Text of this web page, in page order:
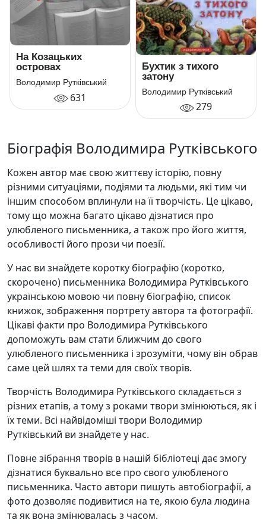
На Козацьких
островах
Володимир Рутківський
631
Бухтик з тихого
затону
Володимир Рутківський
279
Біографія Володимира Рутківського
Кожен автор має свою життєву історію, повну
різними ситуаціями, подіями та людьми, які тим чи
іншим способом вплинули на її творчість. Це цікаво,
тому що можна багато цікаво дізнатися про
улюбленого письменника, а також про його життя,
особливості його прози чи поезії.
У нас ви знайдете коротку біографію (коротко,
скорочено) письменника Володимира Рутківського
українською мовою чи повну біографію, список
книжок, зображення портрету автора та фотографії.
Цікаві факти про Володимира Рутківського
допоможуть вам стати ближчим до свого
улюбленого письменника і зрозуміти, чому він обрав
саме цей шлях та теми для своїх творів.
Творчість Володимира Рутківського складається з
різних етапів, а тому з роками твори змінюються, як і
їх теми. Всі найвідоміші твори Володимир
Рутківський ви знайдете у нас.
Повне зібрання творів в нашій бібліотеці дає змогу
дізнатися буквально все про свого улюбленого
письменника. Часто автори пишуть автобіографії, а
фото дозволяє подивитися на те, якою була людина
та як вона змінювалась з часом.